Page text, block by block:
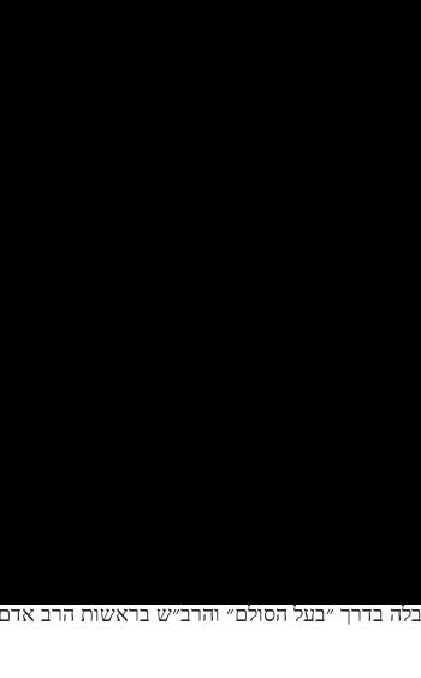
בדרך ״בעל הסולם״ והרב״ש בראשות הרב אדם